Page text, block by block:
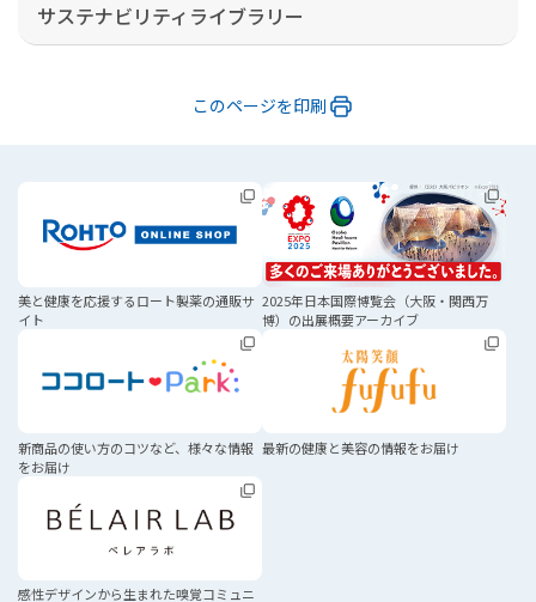
サステナビリティライブラリー
このページを印刷
美と健康を応援するロート製薬の通販サ
イト
2025年日本国際博覧会 （大阪・関西万
博）の出展概要アーカイブ
新商品の使い方のコツなど、 様々な情報
をお届け
最新の健康と美容の情報をお届け
感性デザインから生まれた嗅覚コミュニ